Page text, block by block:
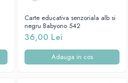
Carte educativa senzoriala alb si
negru Babyono 542
36,00 Lei
Adauga in cos